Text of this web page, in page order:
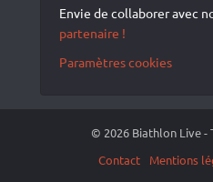
Envie de collaborer avec
partenaire !
Paramètres cookies
© 2026 Biathlon Live -
Contact
Mentions